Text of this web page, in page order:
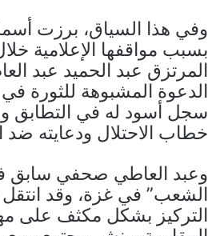
وفي هذا السياق، برزت
بسبب مواقفها الإعلامية
المرتزق عبد الحميد عبد
الدعوة المشبوهة للثورة
سجل أسود له في التطابق
خطاب الاحتلال ودعايته ضد
وعبد العاطي صحفي سابق
الشعب” في غزة، وقد
التركيز بشكل مكثف على